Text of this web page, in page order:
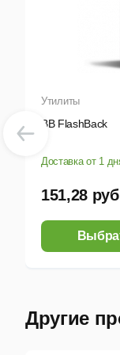
Утилиты
BB FlashBack
Доставка от 1
151,28
Другие